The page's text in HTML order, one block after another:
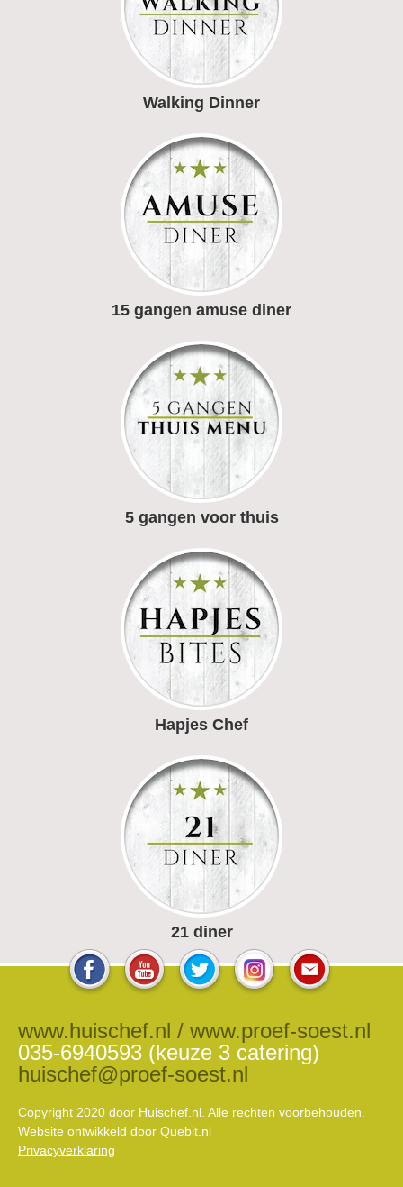
Walking Dinner
15 gangen amuse diner
5 gangen voor thuis
Hapjes Chef
21 diner
www.huischef.nl / www.proef-soest.nl
035-6940593 (keuze 3 catering)
huischef@proef-soest.nl
Copyright 2020 door Huischef.nl. Alle rechten voorbehouden.
Website ontwikkeld door Quebit.nl
Privacyverklaring